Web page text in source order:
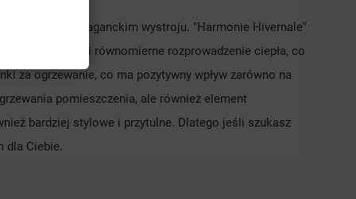
ekstrawaganckim wystroju. "Harmonie Hivernale"
szybkie i równomierne rozprowadzenie ciepła, co
za ogrzewanie, co ma pozytywny wpływ zarówno na
pomieszczenia, ale również element
bardziej stylowe i przytulne. Dlatego jeśli szukasz
dla Ciebie.